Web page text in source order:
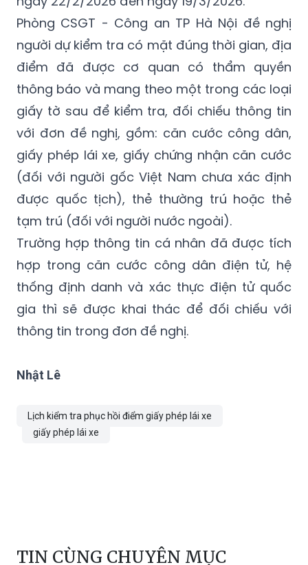
người dự kiểm tra có mặt đúng thời gian, địa
điểm đã được cơ quan có thẩm quyền
thông báo và mang theo một trong các loại
giấy tờ sau để kiểm tra, đối chiếu thông tin
với đơn đề nghị, gồm: căn cước công dân,
giấy phép lái xe, giấy chứng nhận căn cước
(đối với người gốc Việt Nam chưa xác định
được quốc tịch), thẻ thường trú hoặc thẻ
tạm trú (đối với người nước ngoài).
Trường hợp thông tin cá nhân đã được tích
hợp trong căn cước công dân điện tử, hệ
thống định danh và xác thực điện tử quốc
gia thì sẽ được khai thác để đối chiếu với
thông tin trong đơn đề nghị.
Nhật Lê
Lịch kiểm tra phục hồi điểm giấy phép lái xe